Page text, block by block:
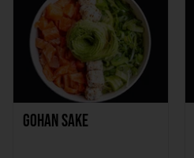
Gohan Sake